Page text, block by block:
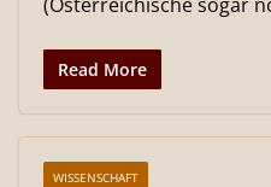
Read More
WISSENSCHAFT